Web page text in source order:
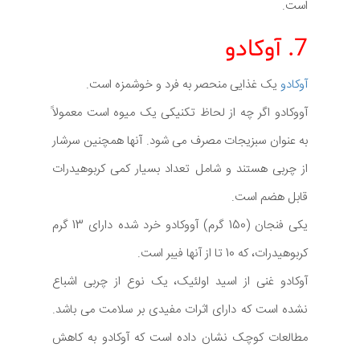
است.
7. آوکادو
آوکادو یک غذایی منحصر به فرد و خوشمزه است.
آووکادو اگر چه از لحاظ تکنیکی یک میوه است معمولاً
به عنوان سبزیجات مصرف می شود. آنها همچنین سرشار
از چربی هستند و شامل تعداد بسیار کمی کربوهیدرات
قابل هضم است.
یکی فنجان (150 گرم) آووکادو خرد شده دارای 13 گرم
کربوهیدرات، که 10 تا از آنها فیبر است.
آوکادو غنی از اسید اولئیک، یک نوع از چربی اشباع
نشده است که دارای اثرات مفیدی بر سلامت می باشد.
مطالعات کوچک نشان داده است که آوکادو به کاهش